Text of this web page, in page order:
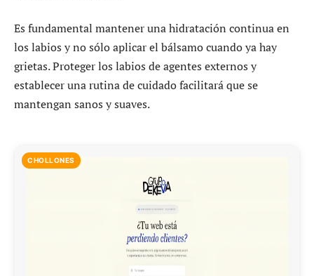
Es fundamental mantener una hidratación continua en
los labios y no sólo aplicar el bálsamo cuando ya hay
grietas. Proteger los labios de agentes externos y
establecer una rutina de cuidado facilitará que se
mantengan sanos y suaves.
CHOLLONES